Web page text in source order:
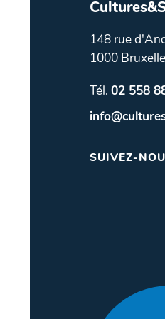
148 rue
1000
Tél. 02 558
SUIVEZ-